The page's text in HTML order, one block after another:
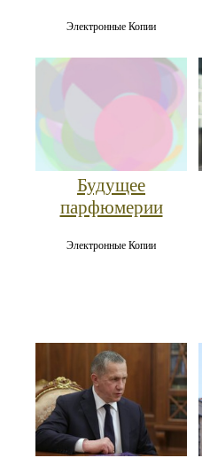
Электронные Копии
Будущее
парфюмерии
Электронные Копии